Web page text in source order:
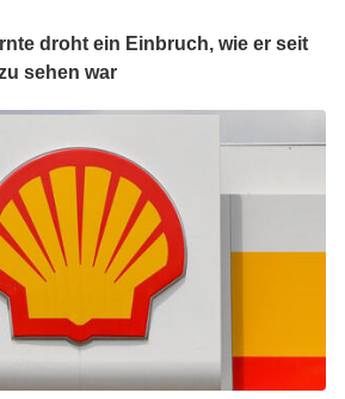
droht ein Einbruch, wie er seit
sehen war